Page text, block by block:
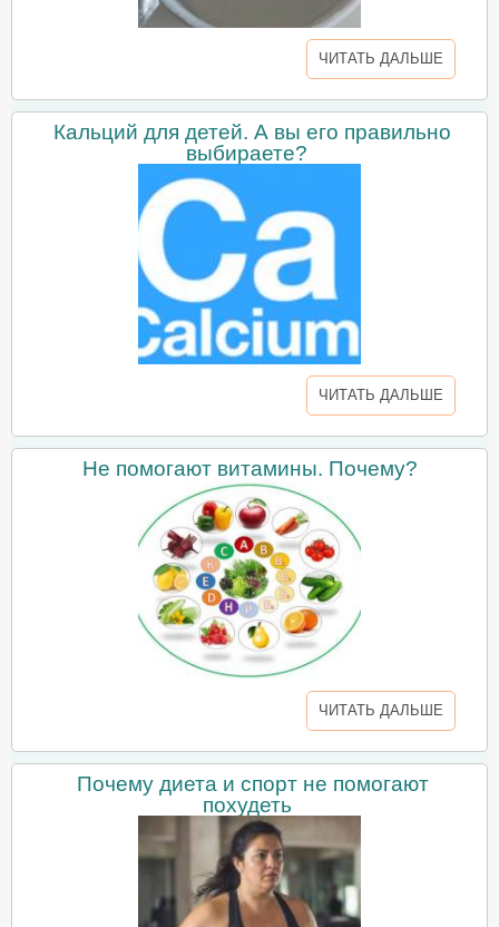
ЧИТАТЬ ДАЛЬШЕ
Кальций для детей. А вы его правильно
выбираете?
ЧИТАТЬ ДАЛЬШЕ
Не помогают витамины. Почему?
ЧИТАТЬ ДАЛЬШЕ
Почему диета и спорт не помогают
похудеть